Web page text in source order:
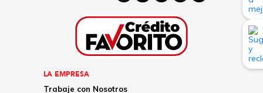
LA EMPRESA
Trabaje con Nosotros